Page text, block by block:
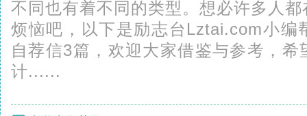
不同也有着不同的类型。想必许多人
烦恼吧，以下是励志台Lztai.com小编
自荐信3篇，欢迎大家借鉴与参考，
计......